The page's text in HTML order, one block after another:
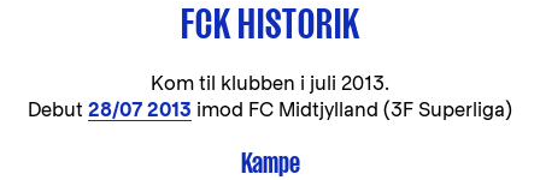
FCK HISTORIK
Kom til klubben i juli 2013.
Debut 28/07 2013 imod FC Midtjylland (3F Superliga)
Kampe